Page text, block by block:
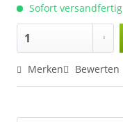
Sofort versandfertig
Merken Bewerten